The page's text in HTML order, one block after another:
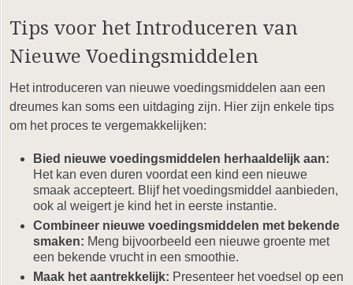
Tips voor het Introduceren van
Nieuwe Voedingsmiddelen
Het introduceren van nieuwe voedingsmiddelen aan een
dreumes kan soms een uitdaging zijn. Hier zijn enkele tips
om het proces te vergemakkelijken:
Bied nieuwe voedingsmiddelen herhaaldelijk aan:
Het kan even duren voordat een kind een nieuwe
smaak accepteert. Blijf het voedingsmiddel aanbieden,
ook al weigert je kind het in eerste instantie.
Combineer nieuwe voedingsmiddelen met bekende
smaken: Meng bijvoorbeeld een nieuwe groente met
een bekende vrucht in een smoothie.
Maak het aantrekkelijk: Presenteer het voedsel op een